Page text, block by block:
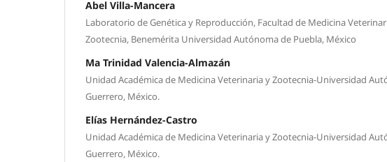
Abel Villa-Mancera
Laboratorio de Genética y Reproducción, Facultad de Medicina
Zootecnia, Benemérita Universidad Autónoma de Puebla, México
Ma Trinidad Valencia-Almazán
Unidad Académica de Medicina Veterinaria y Zootecnia-Universidad
Guerrero, México.
Elías Hernández-Castro
Unidad Académica de Medicina Veterinaria y Zootecnia-Universidad
Guerrero, México.